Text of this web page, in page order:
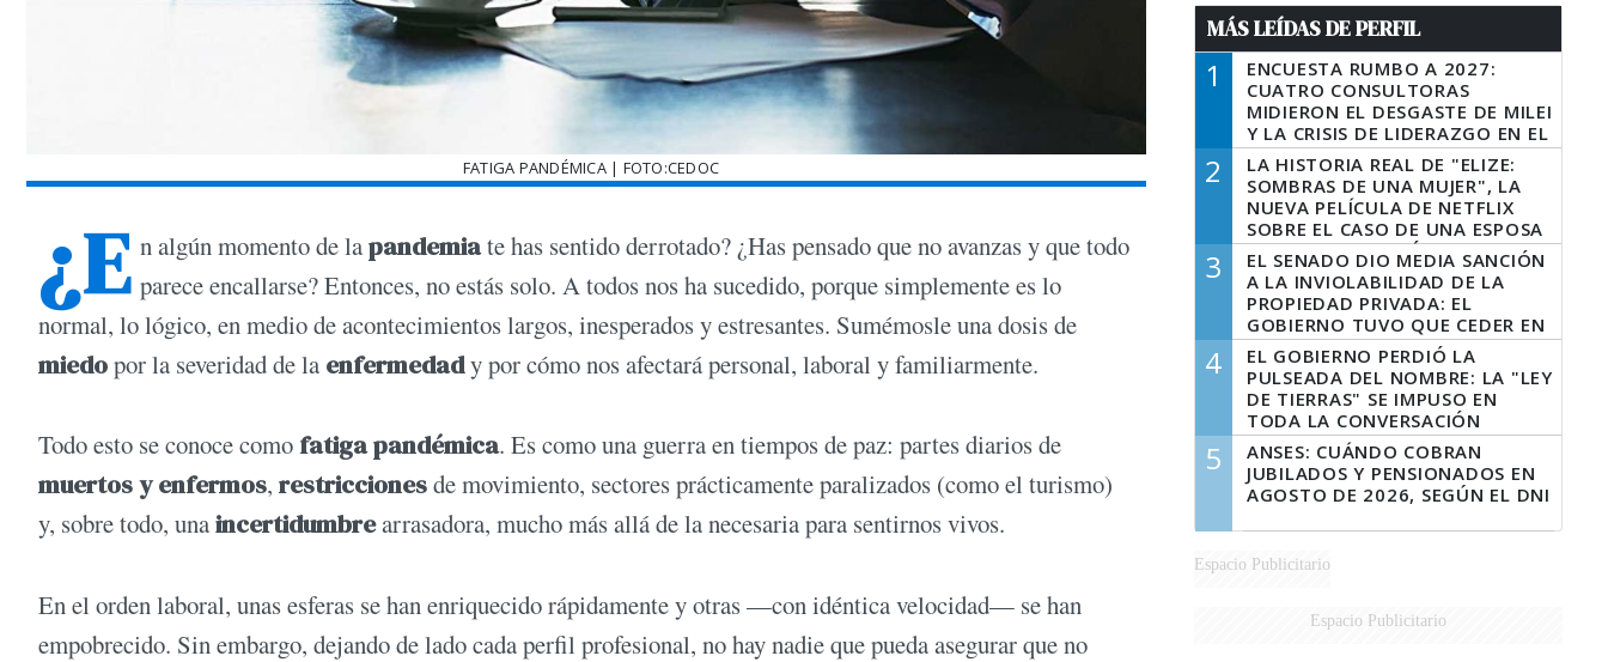
FATIGA PANDÉMICA | FOTO:CEDOC
¿E n algún momento de lapandemiate has sentido derrotado? ¿Has pensado que no avanzas y que todo
parece encallarse? Entonces, no estás solo. A todos nos ha sucedido, porque simplemente es lo
normal, lo lógico, en medio de acontecimientos largos, inesperados y estresantes. Sumémosle una dosis de
miedopor la severidad de la enfermedady por cómo nos afectará personal, laboral y familiarmente.
Todo esto se conoce como fatiga pandémica. Es como una guerra en tiempos de paz: partes diarios de
muertos y enfermos, restriccionesde movimiento, sectores prácticamente paralizados (como el turismo)
y, sobre todo, unaincertidumbrearrasadora, mucho más allá de la necesaria para sentirnos vivos.
En el orden laboral, unas esferas se han enriquecido rápidamente y otras —con idéntica velocidad— se han
empobrecido. Sin embargo, dejando de lado cada perfil profesional, no hay nadie que pueda asegurar que no
MÁS LEÍDAS DE PERFIL
1
ENCUESTA RUMBO A 2027:
CUATRO CONSULTORAS
MIDIERON EL DESGASTE DE MILEI
Y LA CRISIS DE LIDERAZGO EN EL
PERONISMO
2
LA HISTORIA REAL DE "ELIZE:
SOMBRAS DE UNA MUJER", LA
NUEVA PELÍCULA DE NETFLIX
SOBRE EL CASO DE UNA ESPOSA
QUE DESCUARTIZÓ A SU
MARIDO
3
EL SENADO DIO MEDIA SANCIÓN
A LA INVIOLABILIDAD DE LA
PROPIEDAD PRIVADA: EL
GOBIERNO TUVO QUE CEDER EN
LA LEY DEL MANEJO DEL FUEGO
4
EL GOBIERNO PERDIÓ LA
PULSEADA DEL NOMBRE: LA "LEY
DE TIERRAS" SE IMPUSO EN
TODA LA CONVERSACIÓN
DIGITAL
5
ANSES: CUÁNDO COBRAN
JUBILADOS Y PENSIONADOS EN
AGOSTO DE 2026, SEGÚN EL DNI
Espacio Publicitario
Espacio Publicitario